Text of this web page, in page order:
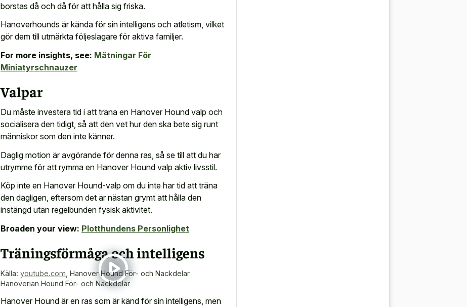
borstas då och då för att hålla sig friska.
Hanoverhounds är kända för sin intelligens och atletism, vilket
gör dem till utmärkta följeslagare för aktiva familjer.
For more insights, see: Mätningar För
Miniatyrschnauzer
Valpar
Du måste investera tid i att träna en Hanover Hound valp och
socialisera den tidigt, så att den vet hur den ska bete sig runt
människor som den inte känner.
Daglig motion är avgörande för denna ras, så se till att du har
utrymme för att rymma en Hanover Hound valp aktiv livsstil.
Köp inte en Hanover Hound-valp om du inte har tid att träna
den dagligen, eftersom det är nästan grymt att hålla den
instängd utan regelbunden fysisk aktivitet.
Broaden your view: Plotthundens Personlighet
Träningsförmåga och intelligens
Källa: youtube.com Hanover Hound För- och Nackdelar
Hanoverian Hound För- och Nackdelar
Hanover Hound är en ras som är känd för sin intelligens, men